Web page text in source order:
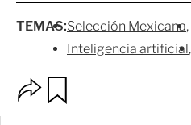
TEMAS:Selección Mexicana
Inteligencia artificial